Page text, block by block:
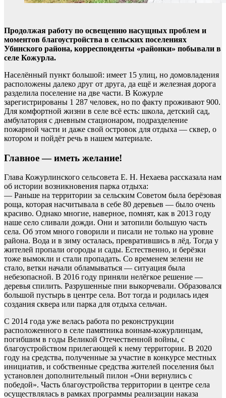
Продолжая работу по освещению насущных проблем и
моментов благоустройства в сельских поселениях
Убинского района, корреспонденты «районки» побывали в
селе Кожурла.
Населённый пункт большой: имеет 15 улиц, но домовладения
расположены далеко друг от друга, да ещё и железная дорога
разделила поселение на две части. В Кожурле
зарегистрированы 1 287 человек, но по факту проживают 900.
Для комфортной жизни в селе всё есть: школа, детский сад,
амбулатория с дневным стационаром, подразделение
пожарной части и даже свой островок для отдыха — сквер, о
котором и пойдёт речь в нашем материале.
Главное — иметь желание!
Глава Кожурлинского сельсовета Е. Н. Нехаева рассказала нам
об истории возникновения парка отдыха:
— Раньше на территории за сельским Советом была берёзовая
роща, которая насчитывала в себе 80 деревьев — было очень
красиво. Однако многие, наверное, помнят, как в 2013 году
наше село сливали дожди. Они и затопили большую часть
села. Об этом много говорили и писали не только на уровне
района. Вода и в зиму осталась, превратившись в лёд. Тогда у
жителей пропали огороды и сады. Естественно, и берёзки
тоже вымокли и стали пропадать. Со временем зелени не
стало, ветки начали обламываться — ситуация была
небезопасной. В 2016 году приняли нелёгкое решение —
деревья спилить. Разрушенные пни выкорчевали. Образовался
большой пустырь в центре села. Вот тогда и родилась идея
создания сквера или парка для отдыха сельчан.
С 2014 года уже велась работа по реконструкции
расположенного в селе памятника воинам-кожурлинцам,
погибшим в годы Великой Отечественной войны, с
благоустройством прилегающей к нему территории. В 2020
году на средства, полученные за участие в конкурсе местных
инициатив, и собственные средства жителей поселения был
установлен дополнительный пилон «Они вернулись с
победой». Часть благоустройства территории в центре села
осуществлялась в рамках программы реализации наказа